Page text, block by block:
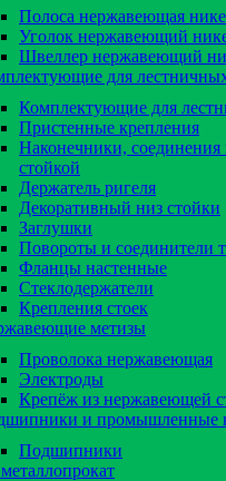
Полоса нержавеющая
Уголок нержавеющий
Швеллер нержавеющий
для
Комплектующие для
Пристенные крепления
Наконечники, соединения
стойкой
Держатель ригеля
Декоративный низ стойки
Заглушки
Повороты и соединители
Фланцы настенные
Стеклодержатели
Крепления стоек
метизы
Проволока нержавеющая
Электроды
Крепёж из нержавеющей
и промышленные
Подшипники